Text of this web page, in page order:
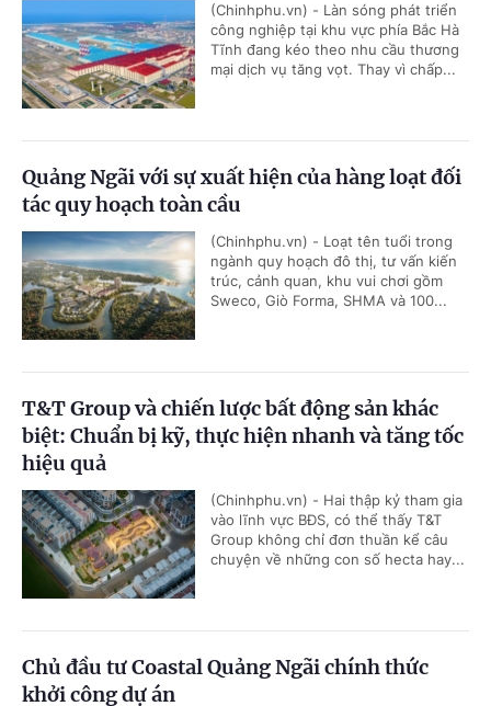
(Chinhphu.vn) - Làn sóng phát triển
công nghiệp tại khu vực phía Bắc Hà
Tĩnh đang kéo theo nhu cầu thương
mại dịch vụ tăng vọt. Thay vì chấp...
Quảng Ngãi với sự xuất hiện của hàng loạt đối
tác quy hoạch toàn cầu
(Chinhphu.vn) - Loạt tên tuổi trong
ngành quy hoạch đô thị, tư vấn kiến
trúc, cảnh quan, khu vui chơi gồm
Sweco, Giò Forma, SHMA và 100...
T&T Group và chiến lược bất động sản khác
biệt: Chuẩn bị kỹ, thực hiện nhanh và tăng tốc
hiệu quả
(Chinhphu.vn) - Hai thập kỷ tham gia
vào lĩnh vực BĐS, có thể thấy T&T
Group không chỉ đơn thuần kể câu
chuyện về những con số hecta hay...
Chủ đầu tư Coastal Quảng Ngãi chính thức
khởi công dự án